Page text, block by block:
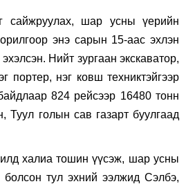
сайжруулах, шар усны үерийн
энэ сарын 15-аас эхлэн
Нийт зургаан экскаватор,
портер, нэг ковш техниктэйгээр
824 рейсээр 16480 тонн
Туул голын сав газарт буулгаад
халиа тошин үүсэж, шар усны
тул эхний ээлжид Сэлбэ,